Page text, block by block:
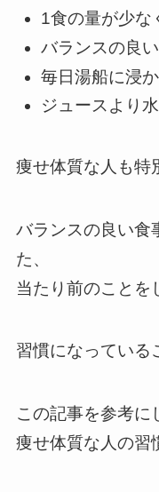
1食の量が少な
バランスの良
毎日湯船に浸
ジュースより
痩せ体質な人も特
バランスの良い食
た、
当たり前のことを
習慣になっている
この記事を参考に
痩せ体質な人の習